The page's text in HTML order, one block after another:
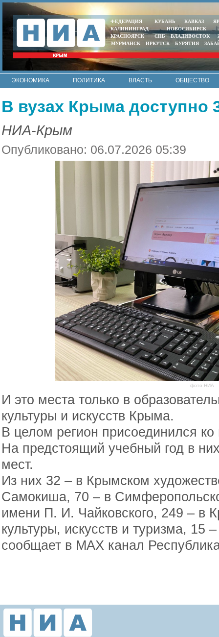
ФЕДЕРАЦИЯ КУБАНЬ КАВКАЗ
КАЛИНИНГРАД
НОВОСИБИРСК
КРАСНОЯРСК
СПБ ВЛАДИВОСТОК
МУРМАНСК
ИРКУТСК БУРЯТИЯ
ЭКОНОМИКА ПОЛИТИКА ВЛАСТЬ
ОБЩЕСТВО
В вузах Крыма доступно
НИА-Крым
Опубликовано: 06.07.2026 05:39
фото НИА
И это места только в
культуры и искусств Крыма.
В целом регион присоединился
На предстоящий учебный год в
мест.
Из них 32 – в Крымском
Самокиша, 70 – в
имени П. И. Чайковского, 249 – в
культуры, искусств и туризма, 15
сообщает в МАХ канал